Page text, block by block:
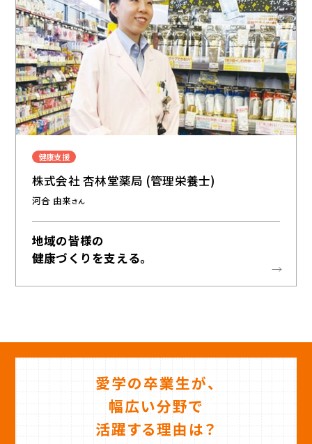
健康支援
株式会社 杏林堂薬局 (管理栄養士)
河合 由来さん
地域の皆様の
健康づくりを支える。
愛学の卒業生が、
幅広い分野で
活躍する理由は？